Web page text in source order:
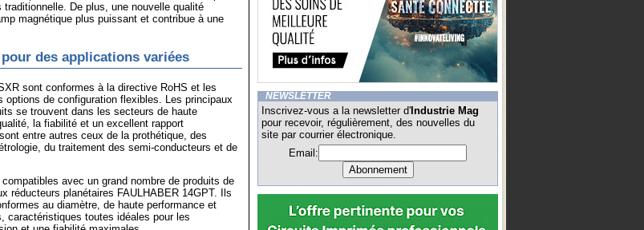
De plus, une nouvelle qualité
magnétique plus puissant et contribue à une
des applications variées
sont conformes à la directive RoHS et les
options de configuration flexibles. Les principaux
se trouvent dans les secteurs de haute
la fiabilité et un excellent rapport
entre autres ceux de la prothétique, des
du traitement des semi-conducteurs et de
avec un grand nombre de produits de
réducteurs planétaires FAULHABER 14GPT. Ils
au diamètre, de haute performance et
caractéristiques toutes idéales pour les
NEWSLETTER
Inscrivez-vous a la newsletter d' Industrie Mag
pour recevoir, régulièrement, des nouvelles du
site par courrier électronique.
Email: